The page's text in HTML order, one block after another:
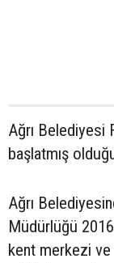
Ağrı Belediyesi
başlatmış
Ağrı
Müdürlüğü 2016
kent merkezi